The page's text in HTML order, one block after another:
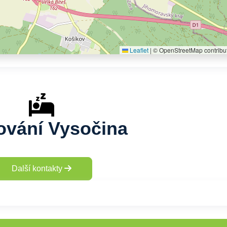
Leaflet | © OpenStreetMap
Vysočina
Další kontakty